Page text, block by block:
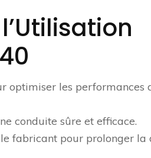
optimiser les performances
conduite sûre et efficace.
fabricant pour prolonger la